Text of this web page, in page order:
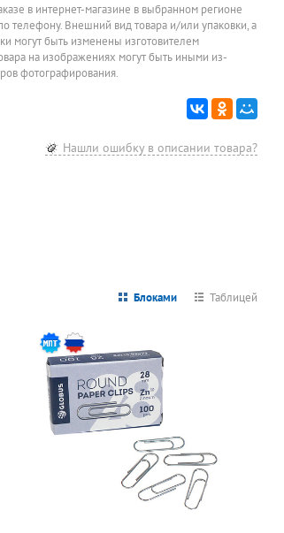
в интернет-магазине в выбранном регионе
телефону. Внешний вид товара и/или упаковки, а
могут быть изменены изготовителем
на изображениях могут быть иными из-
фотографирования.
Нашли ошибку в описании товара?
Блоками Таблицей